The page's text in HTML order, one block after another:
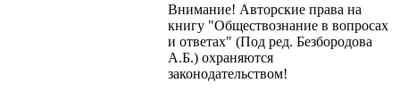
Внимание! Авторские права на
книгу "Обществознание в вопросах
и ответах" (Под ред. Безбородова
А.Б.) охраняются
законодательством!